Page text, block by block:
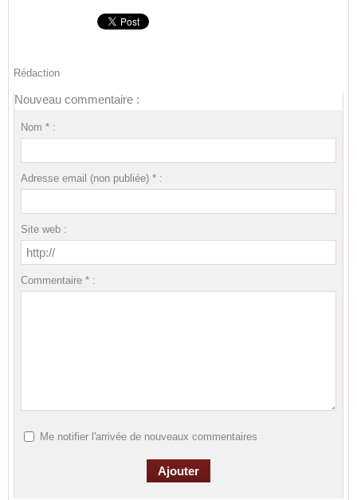
Rédaction
Nouveau commentaire :
Nom * :
Adresse email (non publiée) * :
Site web :
Commentaire * :
Me notifier l'arrivée de nouveaux commentaires